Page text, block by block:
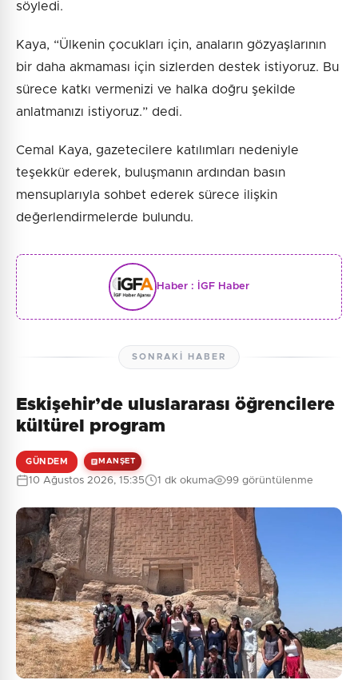
söyledi.
Kaya, “Ülkenin çocukları için, anaların gözyaşlarının
bir daha akmaması için sizlerden destek istiyoruz. Bu
sürece katkı vermenizi ve halka doğru şekilde
anlatmanızı istiyoruz.” dedi.
Cemal Kaya, gazetecilere katılımları nedeniyle
teşekkür ederek, buluşmanın ardından basın
mensuplarıyla sohbet ederek sürece ilişkin
değerlendirmelerde bulundu.
Haber : İGF Haber
SONRAKI HABER
Eskişehir’de uluslararası öğrencilere
kültürel program
GÜNDEM MANŞET
10 Ağustos 2026, 15:35 1 dk okuma 99 görüntülenme